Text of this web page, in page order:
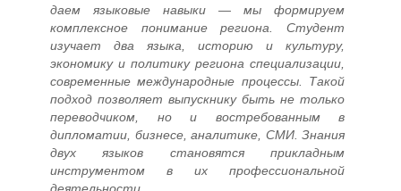
даем языковые навыки — мы формируем
комплексное понимание региона. Студент
изучает два языка, историю и культуру,
экономику и политику региона специализации,
современные международные процессы. Такой
подход позволяет выпускнику быть не только
переводчиком, но и востребованным в
дипломатии, бизнесе, аналитике, СМИ. Знания
двух языков становятся прикладным
инструментом в их профессиональной